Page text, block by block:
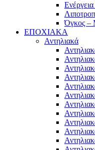
Όγκος –
ΕΠΟΧΙΑΚΑ
Αντηλιακά